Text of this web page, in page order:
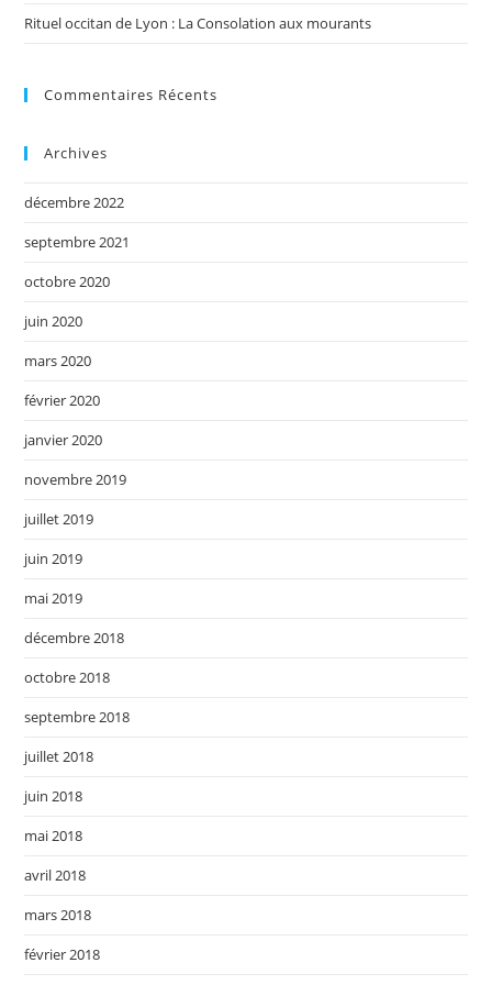
Rituel occitan de Lyon : La Consolation aux mourants
Commentaires Récents
Archives
décembre 2022
septembre 2021
octobre 2020
juin 2020
mars 2020
février 2020
janvier 2020
novembre 2019
juillet 2019
juin 2019
mai 2019
décembre 2018
octobre 2018
septembre 2018
juillet 2018
juin 2018
mai 2018
avril 2018
mars 2018
février 2018